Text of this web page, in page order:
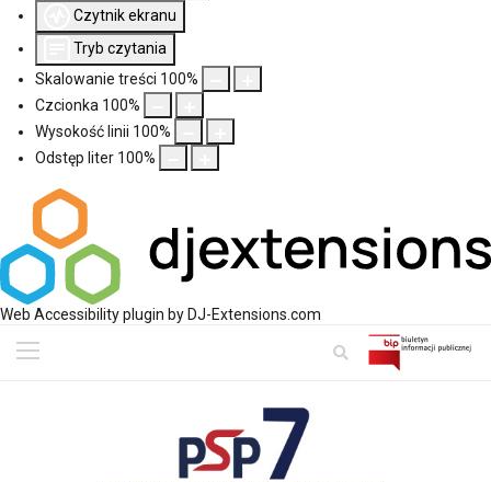
Czytnik ekranu
Tryb czytania
Skalowanie treści 100%
Czcionka 100%
Wysokość linii 100%
Odstęp liter 100%
Web Accessibility plugin by DJ-Extensions.com